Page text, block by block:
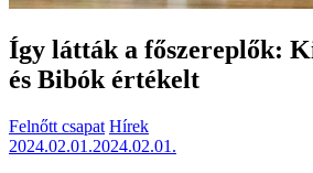
Így látták a főszereplők:
és Bibók értékelt
Felnőtt csapat Hírek
2024.02.01.2024.02.01.